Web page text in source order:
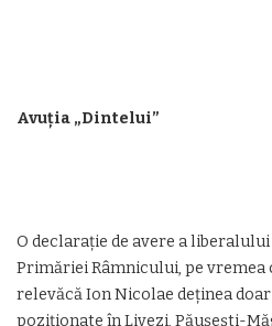
Avuția „Dintelui”
O declarație de avere a
Primăriei Râmnicului, pe vremea
relevăcă Ion Nicolae deținea
poziționate în Livezi, Păușești-